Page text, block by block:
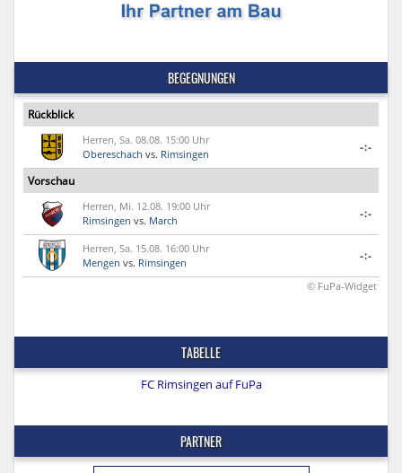
BEGEGNUNGEN
Rückblick
Herren, Sa. 08.08. 15:00 Uhr
Obereschach vs. Rimsingen
-:-
Vorschau
Herren, Mi. 12.08. 19:00 Uhr
Rimsingen vs. March
-:-
Herren, Sa. 15.08. 16:00 Uhr
Mengen vs. Rimsingen
-:-
© FuPa-Widget
TABELLE
FC Rimsingen auf FuPa
PARTNER